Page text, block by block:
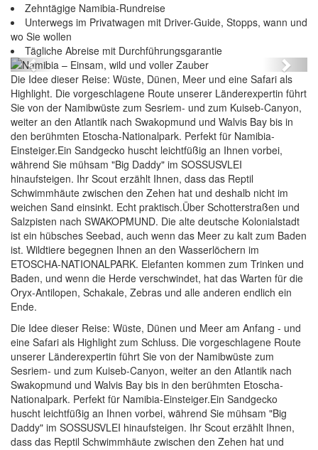
Zehntägige Namibia-Rundreise
Unterwegs im Privatwagen mit Driver-Guide, Stopps, wann und
wo Sie wollen
Tägliche Abreise mit Durchführungsgarantie
Namibia – Einsam, wild und voller Zauber
Previous Next
Die Idee dieser Reise: Wüste, Dünen, Meer und eine Safari als
Highlight. Die vorgeschlagene Route unserer Länderexpertin führt
Sie von der Namibwüste zum Sesriem- und zum Kuiseb-Canyon,
weiter an den Atlantik nach Swakopmund und Walvis Bay bis in
den berühmten Etoscha-Nationalpark. Perfekt für Namibia-
Einsteiger.Ein Sandgecko huscht leichtfüßig an Ihnen vorbei,
während Sie mühsam "Big Daddy" im SOSSUSVLEI
hinaufsteigen. Ihr Scout erzählt Ihnen, dass das Reptil
Schwimmhäute zwischen den Zehen hat und deshalb nicht im
weichen Sand einsinkt. Echt praktisch.Über Schotterstraßen und
Salzpisten nach SWAKOPMUND. Die alte deutsche Kolonialstadt
ist ein hübsches Seebad, auch wenn das Meer zu kalt zum Baden
ist. Wildtiere begegnen Ihnen an den Wasserlöchern im
ETOSCHA-NATIONALPARK. Elefanten kommen zum Trinken und
Baden, und wenn die Herde verschwindet, hat das Warten für die
Oryx-Antilopen, Schakale, Zebras und alle anderen endlich ein
Ende.
Die Idee dieser Reise: Wüste, Dünen und Meer am Anfang - und
eine Safari als Highlight zum Schluss. Die vorgeschlagene Route
unserer Länderexpertin führt Sie von der Namibwüste zum
Sesriem- und zum Kuiseb-Canyon, weiter an den Atlantik nach
Swakopmund und Walvis Bay bis in den berühmten Etoscha-
Nationalpark. Perfekt für Namibia-Einsteiger.Ein Sandgecko
huscht leichtfüßig an Ihnen vorbei, während Sie mühsam "Big
Daddy" im SOSSUSVLEI hinaufsteigen. Ihr Scout erzählt Ihnen,
dass das Reptil Schwimmhäute zwischen den Zehen hat und